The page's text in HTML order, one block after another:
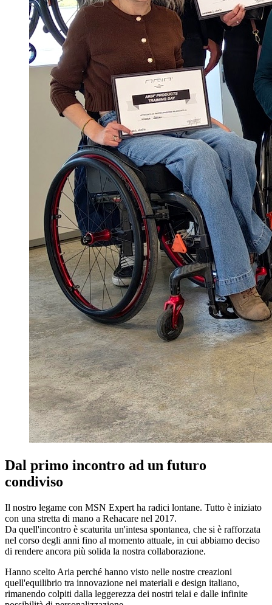
Dal primo incontro ad un futuro
condiviso
Il nostro legame con MSN Expert ha radici lontane. Tutto è iniziato
con una stretta di mano a Rehacare nel 2017.
Da quell'incontro è scaturita un'intesa spontanea, che si è rafforzata
nel corso degli anni fino al momento attuale, in cui abbiamo deciso
di rendere ancora più solida la nostra collaborazione.
Hanno scelto Aria perché hanno visto nelle nostre creazioni
quell'equilibrio tra innovazione nei materiali e design italiano,
rimanendo colpiti dalla leggerezza dei nostri telai e dalle infinite